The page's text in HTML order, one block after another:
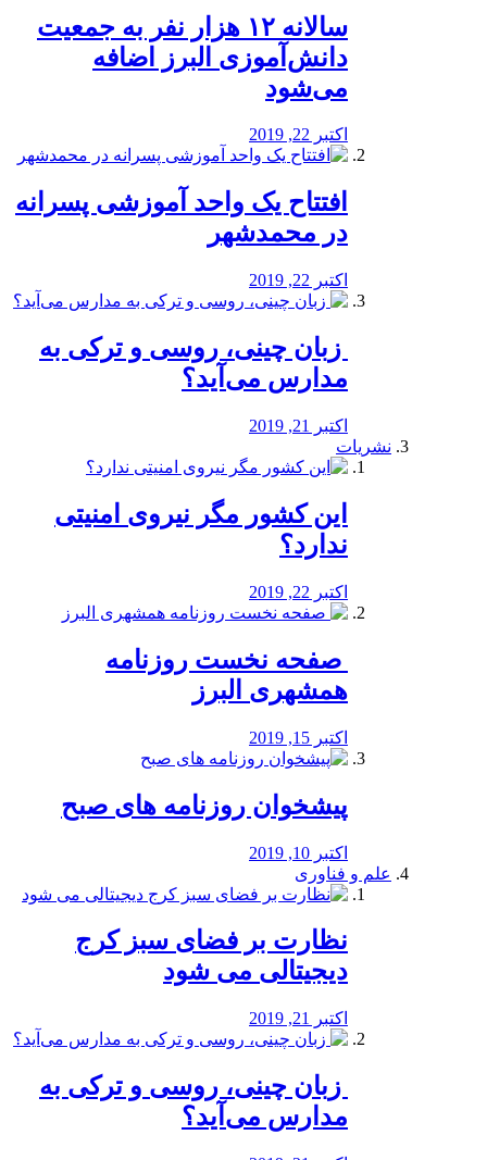
️سالانه ۱۲ هزار نفر به جمعیت
دانش‌آموزی البرز اضافه
می‌شود
اکتبر 22, 2019
افتتاح یک واحد آموزشی پسرانه
در محمدشهر
اکتبر 22, 2019
️ زبان چینی، روسی و ترکی به
مدارس می‌آید؟
اکتبر 21, 2019
نشریات
این کشور مگر نیروی امنیتی
ندارد؟
اکتبر 22, 2019
️ صفحه نخست روزنامه‌
همشهری البرز
اکتبر 15, 2019
پیشخوان روزنامه های صبح
اکتبر 10, 2019
علم و فناوری
نظارت بر فضای سبز کرج
دیجیتالی می شود
اکتبر 21, 2019
️ زبان چینی، روسی و ترکی به
مدارس می‌آید؟